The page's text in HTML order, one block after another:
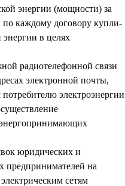
энергии (мощности) за
каждому договору купли-
энергии в целях
радиотелефонной связи
электронной почты,
электроэнергии
энергопринимающих
юридических и
предпринимателей на
сетям